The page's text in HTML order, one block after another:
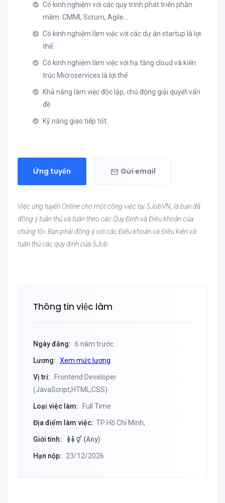
Có kinh nghiệm với các quy trình phát triển phần
mềm: CMMI, Scrum, Agile…
Có kinh nghiệm làm việc với các dự án startup là lợi
thế
Có kinh nghiệm làm việc với hạ tầng cloud và kiến
trúc Microservices là lợi thế
Khả năng làm việc độc lập, chủ động giải quyết vấn
đề
Kỹ năng giao tiếp tốt.
Ứng tuyển Gửi email
Việc ứng tuyển Online cho một công việc tại 5JobVN, là bạn đã
đồng ý tuân thủ và tuân theo các Quy Định và Điều khoản của
chúng tôi. Bạn phải đồng ý với các Điều khoản và Điều kiện và
tuân thủ các quy định của 5Job.
Thông tin việc làm
Ngày đăng: 6 năm trước
Lương: Xem mức lương
Vị trí:
Frontend Developer
(JavaScript,HTML,CSS)
Loại việc làm: Full Time
Địa điểm làm việc: TP Hồ Chí Minh,
Giới tính: (Any)
Hạn nộp: 23/12/2026